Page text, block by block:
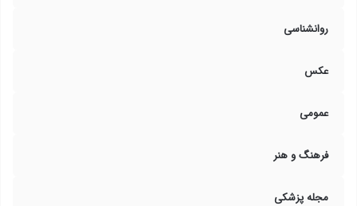
روانشناسی
عکس
عمومی
فرهنگ و هنر
مجله پزشکی